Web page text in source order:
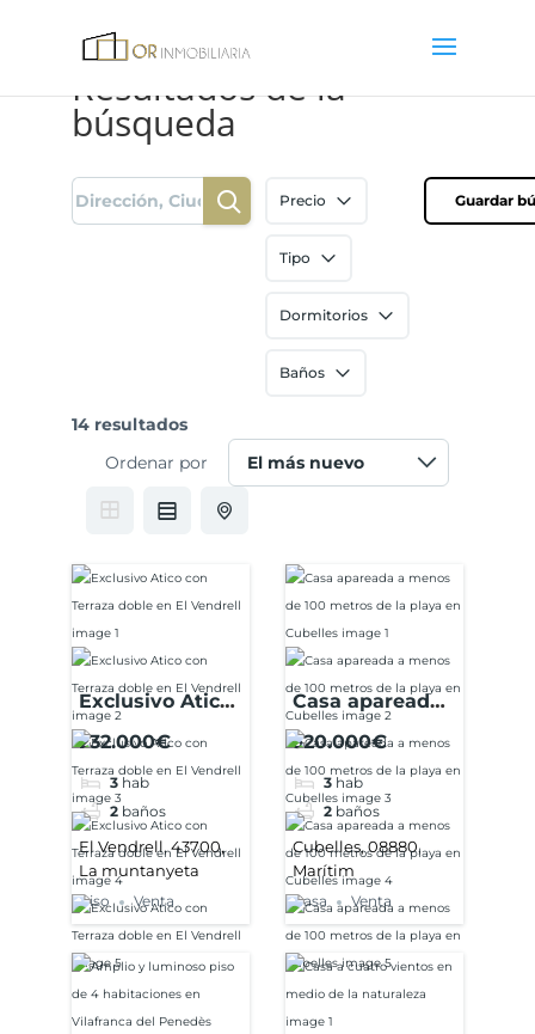
Resultados de la
búsqueda
Guardar
Precio
Tipo
Dormitorios
Baños
14 resultados
Ordenar por
Exclusivo Atico
con Terraza
Vendrell
232.000€
3 hab
2 baños
El Vendrell, 43700,
La muntanyeta
Piso Venta
Casa apareada
a menos de 100
playa en
Cubelles
320.000€
3 hab
2 baños
Cubelles, 08880,
Marítim
Casa Venta